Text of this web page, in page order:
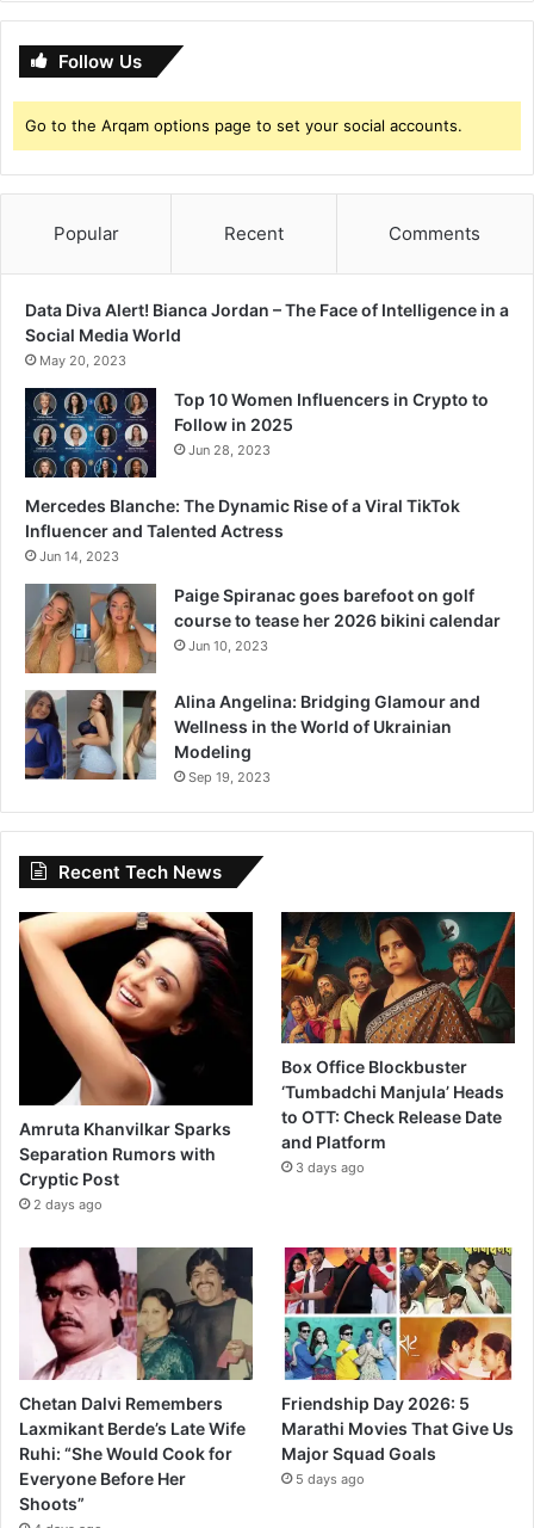
Follow Us
Go to the Arqam options page to set your social accounts.
Popular Recent Comments
Data Diva Alert! Bianca Jordan – The Face of Intelligence in a
Social Media World
May 20, 2023
Top 10 Women Influencers in Crypto to
Follow in 2025
Jun 28, 2023
Mercedes Blanche: The Dynamic Rise of a Viral TikTok
Influencer and Talented Actress
Jun 14, 2023
Paige Spiranac goes barefoot on golf
course to tease her 2026 bikini calendar
Jun 10, 2023
Alina Angelina: Bridging Glamour and
Wellness in the World of Ukrainian
Modeling
Sep 19, 2023
Recent Tech News
Amruta Khanvilkar Sparks
Separation Rumors with
Cryptic Post
2 days ago
Box Office Blockbuster
‘Tumbadchi Manjula’ Heads
to OTT: Check Release Date
and Platform
3 days ago
Chetan Dalvi Remembers
Laxmikant Berde’s Late Wife
Ruhi: “She Would Cook for
Everyone Before Her
Shoots”
Friendship Day 2026: 5
Marathi Movies That Give Us
Major Squad Goals
5 days ago